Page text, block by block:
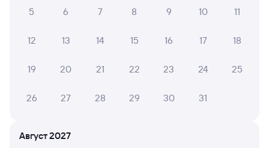
5 6 7 8 9 10 11
12 13 14 15 16 17 18
19 20 21 22 23 24 25
26 27 28 29 30 31
Август 2027